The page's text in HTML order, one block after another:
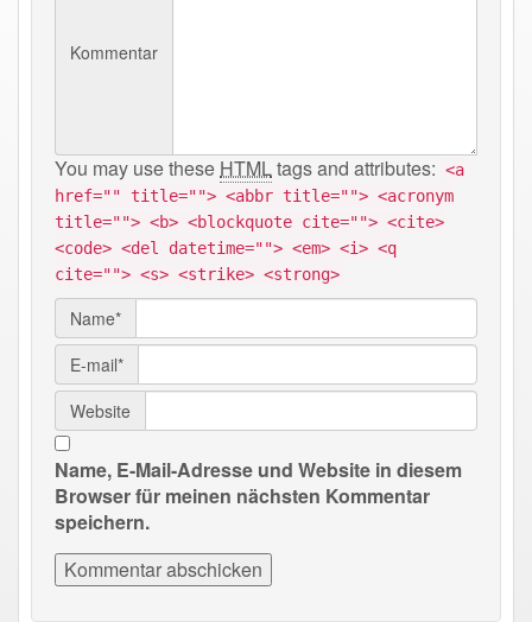
Kommentar
You may use these HTMLtags and attributes: <a
href="" title=""> <abbr title=""> <acronym
title=""> <b> <blockquote cite=""> <cite>
<code> <del datetime=""> <em> <i> <q
cite=""> <s> <strike> <strong>
Name*
E-mail*
Website
Name, E-Mail-Adresse und Website in diesem
Browser für meinen nächsten Kommentar
speichern.